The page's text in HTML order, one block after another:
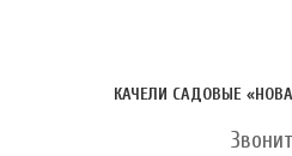
КАЧЕЛИ САДОВЫЕ